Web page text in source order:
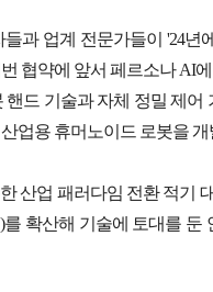
과 업계 전문가들이 '24년
협약에 앞서 페르소나 AI
드 기술과 자체 정밀 제어
업용 휴머노이드 로봇을
산업 패러다임 전환 적기
)를 확산해 기술에 토대를